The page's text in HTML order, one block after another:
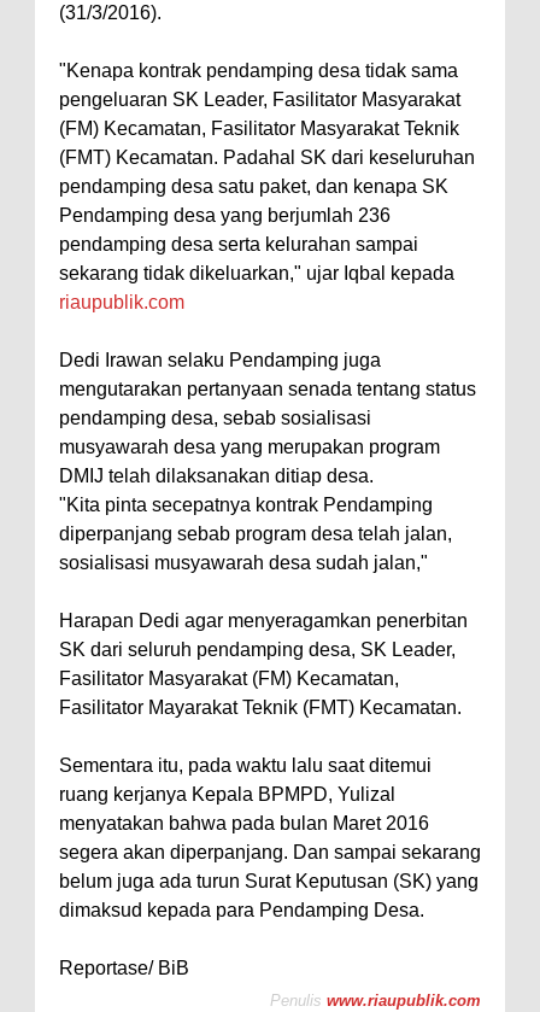
(31/3/2016).
"Kenapa kontrak pendamping desa tidak sama
pengeluaran SK Leader, Fasilitator Masyarakat
(FM) Kecamatan, Fasilitator Masyarakat Teknik
(FMT) Kecamatan. Padahal SK dari keseluruhan
pendamping desa satu paket, dan kenapa SK
Pendamping desa yang berjumlah 236
pendamping desa serta kelurahan sampai
sekarang tidak dikeluarkan," ujar Iqbal kepada
riaupublik.com
Dedi Irawan selaku Pendamping juga
mengutarakan pertanyaan senada tentang status
pendamping desa, sebab sosialisasi
musyawarah desa yang merupakan program
DMIJ telah dilaksanakan ditiap desa.
"Kita pinta secepatnya kontrak Pendamping
diperpanjang sebab program desa telah jalan,
sosialisasi musyawarah desa sudah jalan,"
Harapan Dedi agar menyeragamkan penerbitan
SK dari seluruh pendamping desa, SK Leader,
Fasilitator Masyarakat (FM) Kecamatan,
Fasilitator Mayarakat Teknik (FMT) Kecamatan.
Sementara itu, pada waktu lalu saat ditemui
ruang kerjanya Kepala BPMPD, Yulizal
menyatakan bahwa pada bulan Maret 2016
segera akan diperpanjang. Dan sampai sekarang
belum juga ada turun Surat Keputusan (SK) yang
dimaksud kepada para Pendamping Desa.
Reportase/ BiB
Penulis www.riaupublik.com